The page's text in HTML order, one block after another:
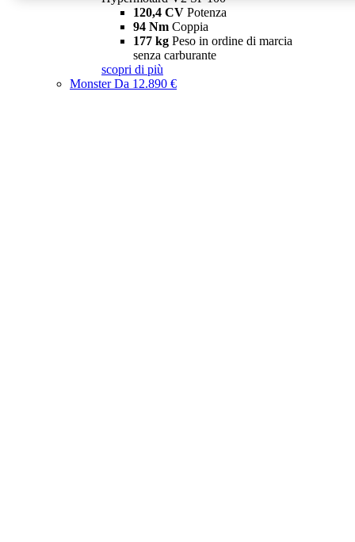
120,4 CV Potenza
94 Nm Coppia
177 kg Peso in ordine di marcia
senza carburante
scopri di più
MonsterDa 12.890 €